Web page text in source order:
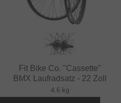
Fit Bike Co. "Cassette"
BMX Laufradsatz - 22 Zoll
4.6 kg